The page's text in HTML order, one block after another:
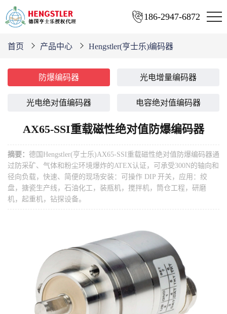
186-2947-6872
首页 产品中心 Hengstler(亨士乐)编码器
防爆编码器 光电增量编码器
光电绝对值编码器 电容绝对值编码器
AX65-SSI重载磁性绝对值防爆编码器
摘要： 德国Hengstler(亨士乐)AX65-SSI重载磁性绝对值防爆编码器通
过防采矿、气体和粉尘环境爆炸的ATEX认证，可承受300N的轴向和
径向负载，快速、简便的现场安装：可操作 DIP 开关，应用：绞
盘，搪瓷生产线，石油化工，装瓶机，搅拌机，筒仓工程，研磨
机，起重机，钻探设备。